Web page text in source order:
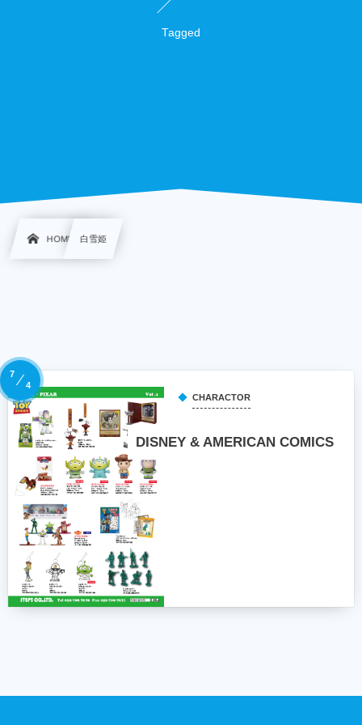
Tagged
HOME 白雪姫
CHARACTOR
DISNEY & AMERICAN COMICS
7
4